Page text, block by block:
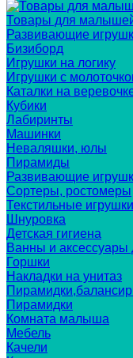
Товары для
Развивающие
Бизиборд
Игрушки на логику
Игрушки с
Каталки на
Кубики
Лабиринты
Машинки
Неваляшки, юлы
Пирамиды
Развивающие
Сортеры, ростомеры
Текстильные игрушки
Шнуровка
Детская гигиена
Ванны и аксессуары
Горшки
Накладки на унитаз
Пирамидки
Комната малыша
Мебель
Качели